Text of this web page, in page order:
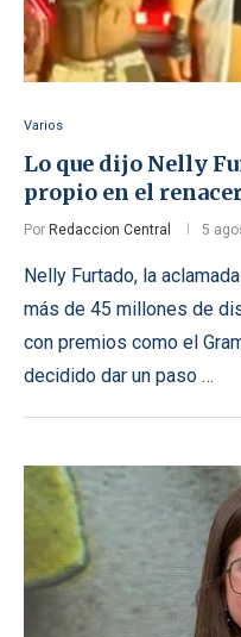
Varios
Lo que dijo Nelly
propio en el
Por Redaccion Central 5
Nelly Furtado, la
más de 45 millones de
con premios como el
decidido dar un paso …